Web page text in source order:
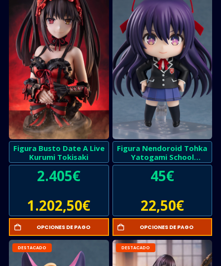
Figura Busto Date A Live
Kurumi Tokisaki
2.405€
1.202,50€
OPCIONES DE PAGO
Figura Nendoroid Tohka
Yatogami School
Uniform Version
45€
22,50€
OPCIONES DE PAGO
DESTACADO DESTACADO